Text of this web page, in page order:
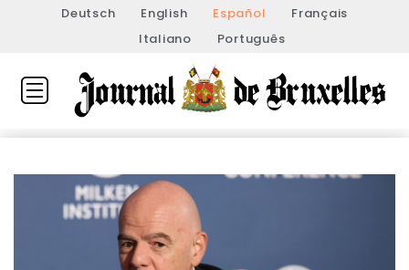
Deutsch English Español
Français
Italiano
Português